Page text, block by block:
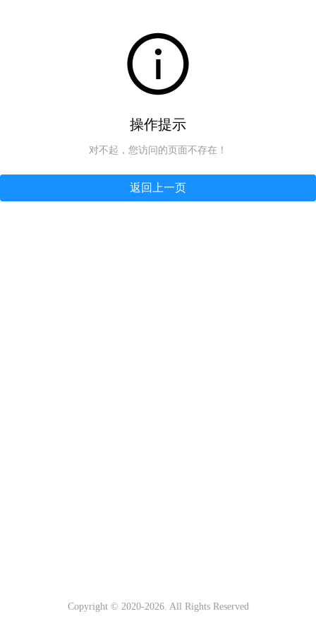
操作提示
对不起，您访问的页面不存在！
返回上一页
Copyright © 2020-2026. All Rights Reserved